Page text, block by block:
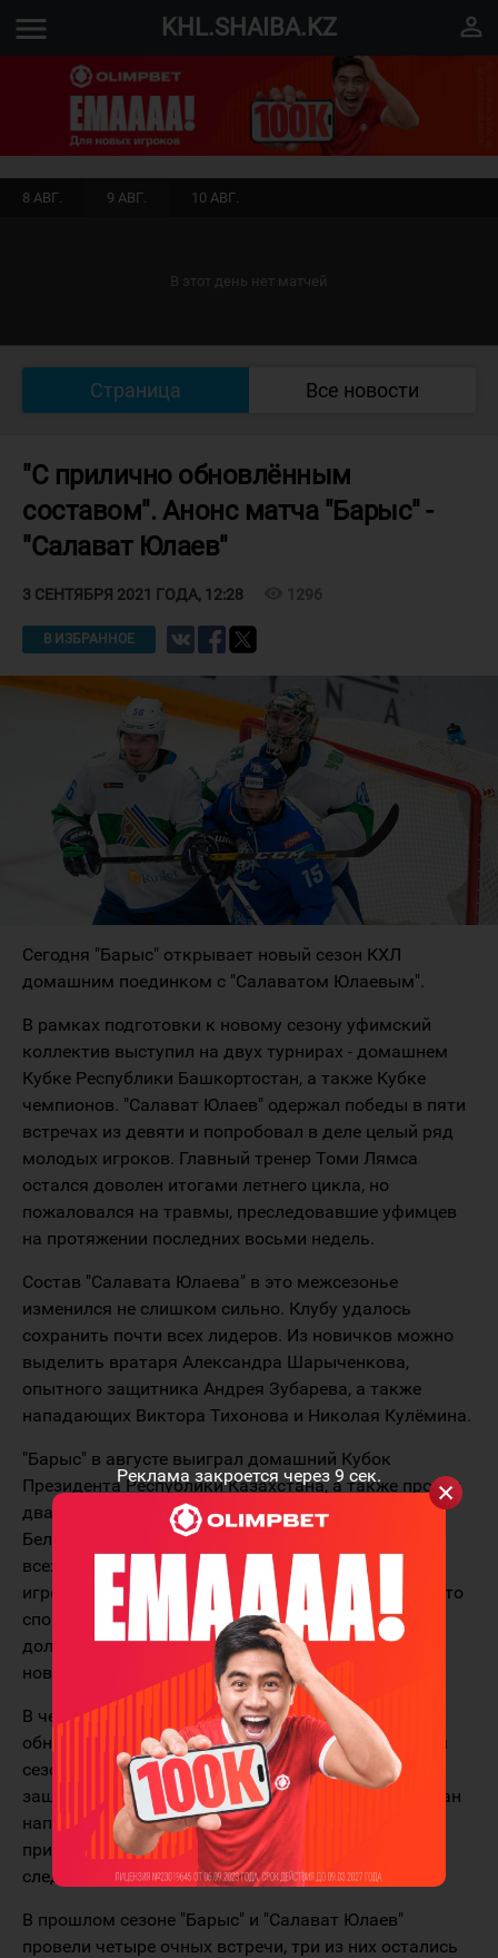
Реклама закроется через 9 сек.
menu KHL.SHAIBA.KZ perm_identity
8 АВГ. 9 АВГ. 10 АВГ.
В этот день нет матчей
Страница Все новости
"С прилично обновлённым
составом". Анонс матча "Барыс" -
"Салават Юлаев"
3 СЕНТЯБРЯ 2021 ГОДА, 12:28 1296
В ИЗБРАННОЕ
Сегодня "Барыс" открывает новый сезон КХЛ
домашним поединком с "Салаватом Юлаевым".
В рамках подготовки к новому сезону уфимский
коллектив выступил на двух турнирах - домашнем
Кубке Республики Башкортостан, а также Кубке
чемпионов. "Салават Юлаев" одержал победы в пяти
встречах из девяти и попробовал в деле целый ряд
молодых игроков. Главный тренер Томи Лямса
остался доволен итогами летнего цикла, но
пожаловался на травмы, преследовавшие уфимцев
на протяжении последних восьми недель.
Состав "Салавата Юлаева" в это межсезонье
изменился не слишком сильно. Клубу удалось
сохранить почти всех лидеров. Из новичков можно
выделить вратаря Александра Шарыченкова,
опытного защитника Андрея Зубарева, а также
нападающих Виктора Тихонова и Николая Кулёмина.
"Барыс" в августе выиграл домашний Кубок
Президента Республики Казахстана, а также провёл
два поединка в Минске с национальной сборной
Беларуси. Юрий Михайлис также проверил в деле
всех новичков и дал немало времени молодым
игрокам из системы клуба. Специалист отметил, что
спортсмены хорошо приняли большие нагрузки и
должны в оптимальной форме подойти к старту
нового сезона.
В чемпионат коллектив входит с прилично
обновлённым составом. Буквально перед стартом
сезона был заключён полноценный контракт с
защитником Адилем Бекетаевым, а также подписан
нападающий Якоб Берглунд, который должен
прибыть в расположение команды в начале
следующей недели.
В прошлом сезоне "Барыс" и "Салават Юлаев"
провели четыре очных встречи, три из них остались